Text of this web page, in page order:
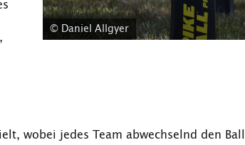
© Daniel Allgyer
wobei jedes Team abwechselnd den